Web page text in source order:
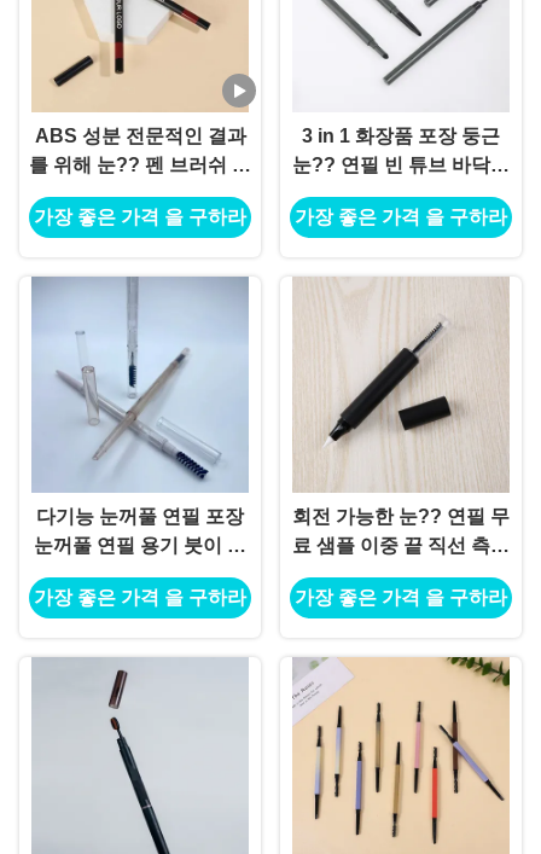
ABS 성분 전문적인 결과
를 위해 눈?? 펜 브러쉬 어
플리케이션
가장 좋은 가격 을 구하라
3 in 1 화장품 포장 둥근
눈?? 연필 빈 튜브 바닥을
채울 수 있습니다 플라스
틱 눈?? 연필 컨테이너 도
가장 좋은 가격 을 구하라
다기능 눈꺼풀 연필 포장
눈꺼풀 연필 용기 붓이 있
는 빈 눈꺼풀 연필 용기 화
장품용
가장 좋은 가격 을 구하라
회전 가능한 눈?? 연필 무
료 샘플 이중 끝 직선 측면
빈 마스카라 튜브 포장 빈
눈 라인러 펜
가장 좋은 가격 을 구하라